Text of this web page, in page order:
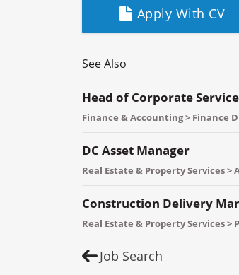
Apply With CV
See Also
Head of Corporate
Finance & Accounting > Finance
DC Asset Manager
Real Estate & Property Services >
Construction Delivery
Real Estate & Property Services
Job Search